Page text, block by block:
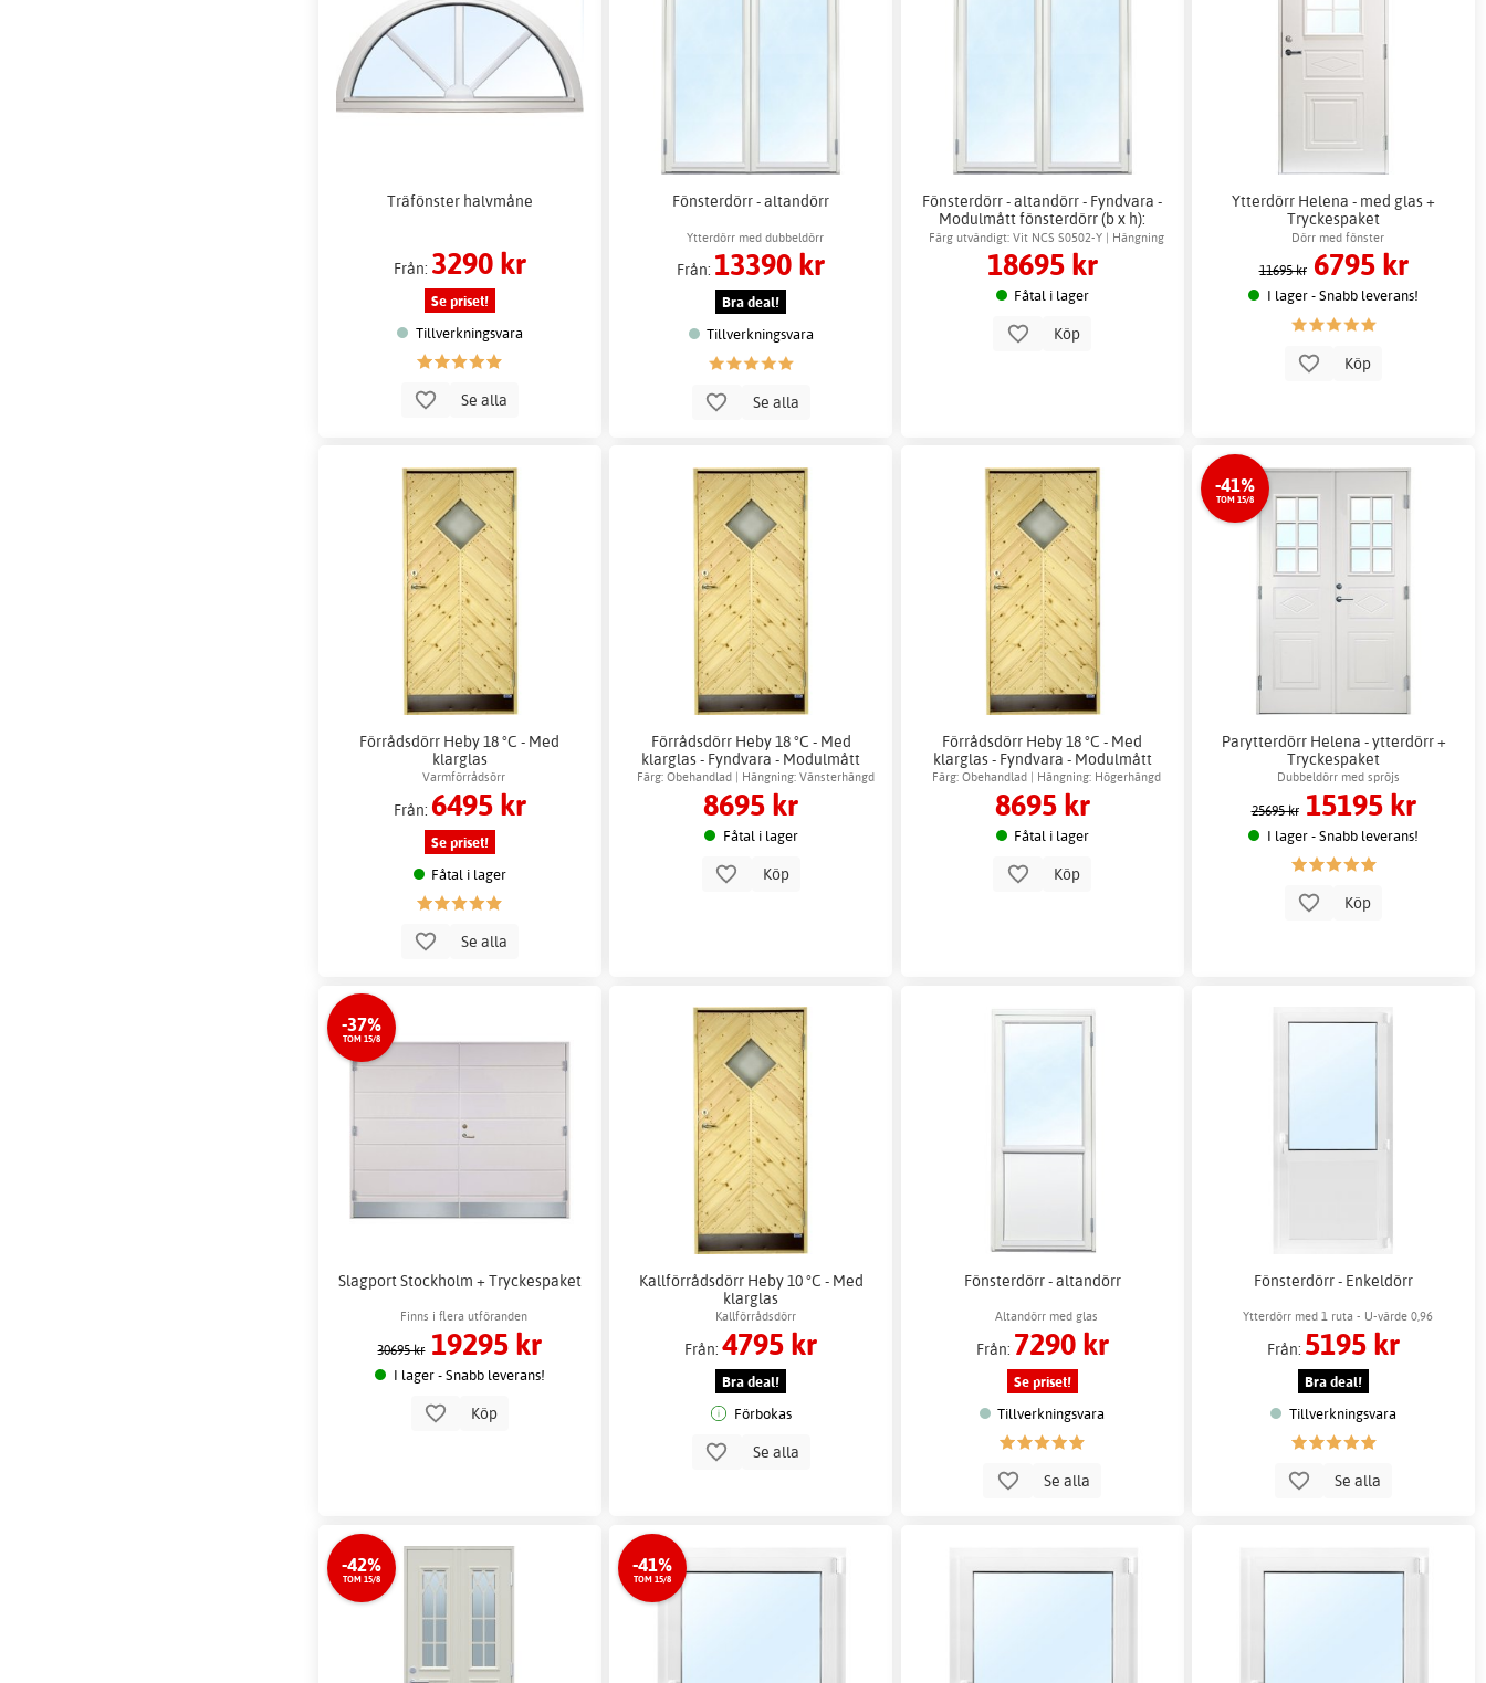
Träfönster halvmåne
Från: 3290 kr
Se priset!
Tillverkningsvara
Se alla
Fönsterdörr - altandörr
Ytterdörr med dubbeldörr
Från: 13390 kr
Bra deal!
Tillverkningsvara
Se alla
Fönsterdörr - altandörr - Fyndvara -
Modulmått fönsterdörr (b x h):
17x21
Färg utvändigt: Vit NCS S0502-Y | Hängning
pardörr: Vänster
18695 kr
Fåtal i lager
Köp
Ytterdörr Helena - med glas +
Tryckespaket
Dörr med fönster
11695 kr 6795 kr
I lager - Snabb leverans!
Köp
Förrådsdörr Heby 18 °C - Med
klarglas
Varmförrådsörr
Från: 6495 kr
Se priset!
Fåtal i lager
Se alla
Förrådsdörr Heby 18 °C - Med
klarglas - Fyndvara - Modulmått
(bredd x höjd i dm): 9x20
Färg: Obehandlad | Hängning: Vänsterhängd
8695 kr
Fåtal i lager
Köp
Förrådsdörr Heby 18 °C - Med
klarglas - Fyndvara - Modulmått
(bredd x höjd i dm): 9x20
Färg: Obehandlad | Hängning: Högerhängd
8695 kr
Fåtal i lager
Köp
-41%
TOM 15/8
Parytterdörr Helena - ytterdörr +
Tryckespaket
Dubbeldörr med spröjs
25695 kr 15195 kr
I lager - Snabb leverans!
Köp
-37%
TOM 15/8
Slagport Stockholm + Tryckespaket
Finns i flera utföranden
30695 kr 19295 kr
I lager - Snabb leverans!
Köp
Kallförrådsdörr Heby 10 °C - Med
klarglas
Kallförrådsdörr
Från:4795 kr
Bra deal!
Förbokas
Se alla
Fönsterdörr - altandörr
Altandörr med glas
Från: 7290 kr
Se priset!
Tillverkningsvara
Se alla
Fönsterdörr - Enkeldörr
Ytterdörr med 1 ruta - U-värde 0,96
Från: 5195 kr
Bra deal!
Tillverkningsvara
Se alla
-42%
TOM 15/8
-41%
TOM 15/8